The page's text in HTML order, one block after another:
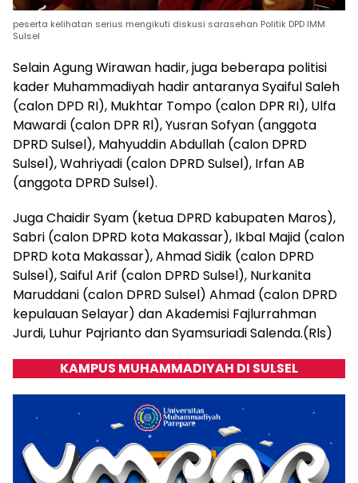
peserta kelihatan serius mengikuti diskusi sarasehan Politik DPD IMM
Sulsel
Selain Agung Wirawan hadir, juga beberapa politisi
kader Muhammadiyah hadir antaranya Syaiful Saleh
(calon DPD RI), Mukhtar Tompo (calon DPR RI), Ulfa
Mawardi (calon DPR Rl), Yusran Sofyan (anggota
DPRD Sulsel), Mahyuddin Abdullah (calon DPRD
Sulsel), Wahriyadi (calon DPRD Sulsel), Irfan AB
(anggota DPRD Sulsel).
Juga Chaidir Syam (ketua DPRD kabupaten Maros),
Sabri (calon DPRD kota Makassar), Ikbal Majid (calon
DPRD kota Makassar), Ahmad Sidik (calon DPRD
Sulsel), Saiful Arif (calon DPRD Sulsel), Nurkanita
Maruddani (calon DPRD Sulsel) Ahmad (calon DPRD
kepulauan Selayar) dan Akademisi Fajlurrahman
Jurdi, Luhur Pajrianto dan Syamsuriadi Salenda.(Rls)
KAMPUS MUHAMMADIYAH DI SULSEL